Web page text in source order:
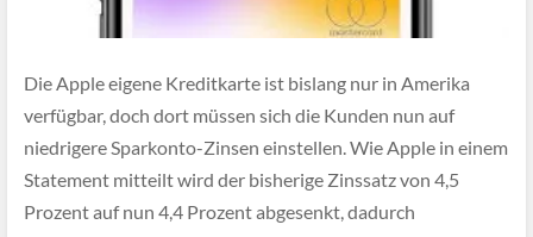
Die Apple eigene Kreditkarte ist bislang nur in Amerika
verfügbar, doch dort müssen sich die Kunden nun auf
niedrigere Sparkonto-Zinsen einstellen. Wie Apple in einem
Statement mitteilt wird der bisherige Zinssatz von 4,5
Prozent auf nun 4,4 Prozent abgesenkt, dadurch